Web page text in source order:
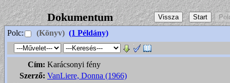
Dokumentum
Polc: (Könyv) (1 Példány)
Cím: Karácsonyi fény
Szerző: VanLiere, Donna (1966)